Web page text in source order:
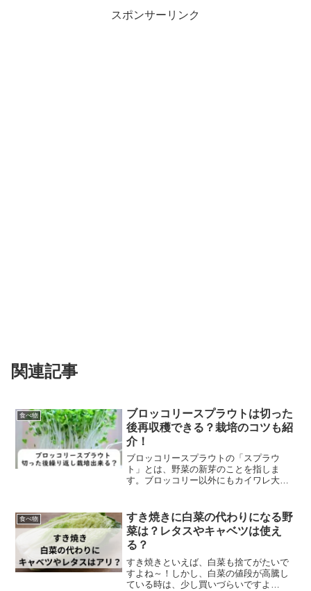
スポンサーリンク
関連記事
食べ物
ブロッコリースプラウトは切った
後再収穫できる？栽培のコツも紹
介！
ブロッコリースプラウトの「スプラウ
ト」とは、野菜の新芽のことを指しま
す。ブロッコリー以外にもカイワレ大根
のブロッコリーよりもとても栄養価が高
く、最近注目のスプラウトとし...
食べ物
すき焼きに白菜の代わりになる野
菜は？レタスやキャベツは使え
る？
すき焼きといえば、白菜も捨てがたいで
すよね～！しかし、白菜の値段が高騰し
ている時は、少し買いづらいですよ